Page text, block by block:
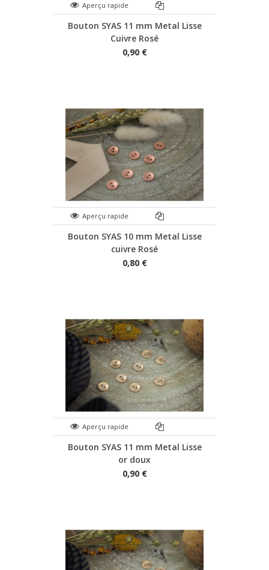
Aperçu rapide
Bouton SYAS 11 mm Metal Lisse
Cuivre Rosé
0,90 €
Aperçu rapide
Bouton SYAS 10 mm Metal Lisse
cuivre Rosé
0,80 €
Aperçu rapide
Bouton SYAS 11 mm Metal Lisse
or doux
0,90 €